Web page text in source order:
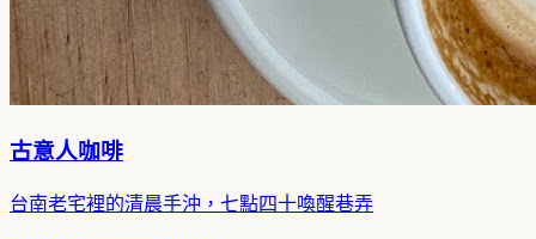
古意人咖啡
台南老宅裡的清晨手沖，七點四十喚醒巷弄